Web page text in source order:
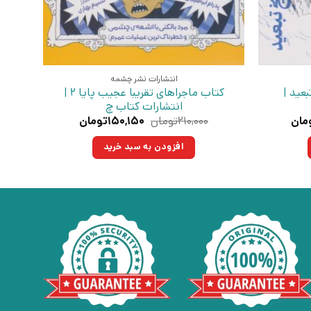
|
انتشارات نشر چشمه
کتاب ماجراهای تقریبا عجیب پایا 2 |
انتشارات کتاب چ
۲۱۰,۰۰۰تومان قیمت
۲۱۰,۰۰۰تومان
بود.
۱۵۰,۱۵۰تومانقیمت
افزودن به سبد خرید